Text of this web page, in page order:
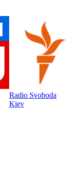
Radio Svoboda
Kiev